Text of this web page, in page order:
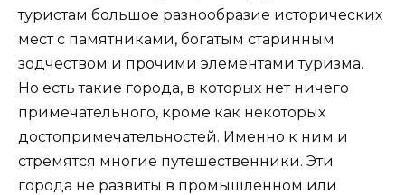
туристам большое разнообразие исторических
мест с памятниками, богатым старинным
зодчеством и прочими элементами туризма.
Но есть такие города, в которых нет ничего
примечательного, кроме как некоторых
достопримечательностей. Именно к ним и
стремятся многие путешественники. Эти
города не развиты в промышленном или